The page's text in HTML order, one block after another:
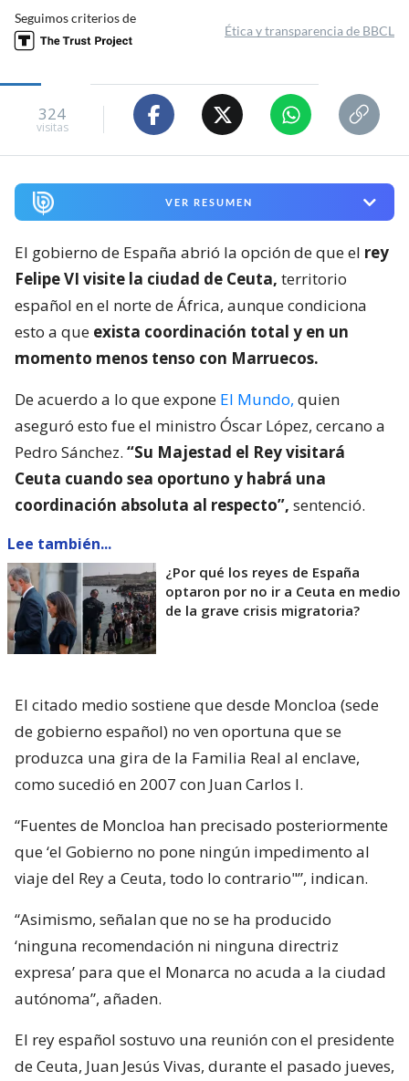
Seguimos criterios de
Ética y transparencia de BBCL
324
visitas
VER RESUMEN
El gobierno de España abrió la opción de que el rey
Felipe VI visite la ciudad de Ceuta, territorio
español en el norte de África, aunque condiciona
esto a que exista coordinación total y en un
momento menos tenso con Marruecos.
De acuerdo a lo que expone El Mundo, quien
aseguró esto fue el ministro Óscar López, cercano a
Pedro Sánchez. “Su Majestad el Rey visitará
Ceuta cuando sea oportuno y habrá una
coordinación absoluta al respecto”, sentenció.
Lee también...
¿Por qué los reyes de España
optaron por no ir a Ceuta en medio
de la grave crisis migratoria?
El citado medio sostiene que desde Moncloa (sede
de gobierno español) no ven oportuna que se
produzca una gira de la Familia Real al enclave,
como sucedió en 2007 con Juan Carlos I.
“Fuentes de Moncloa han precisado posteriormente
que ‘el Gobierno no pone ningún impedimento al
viaje del Rey a Ceuta, todo lo contrario"”, indican.
“Asimismo, señalan que no se ha producido
‘ninguna recomendación ni ninguna directriz
expresa’ para que el Monarca no acuda a la ciudad
autónoma”, añaden.
El rey español sostuvo una reunión con el presidente
de Ceuta, Juan Jesús Vivas, durante el pasado jueves,